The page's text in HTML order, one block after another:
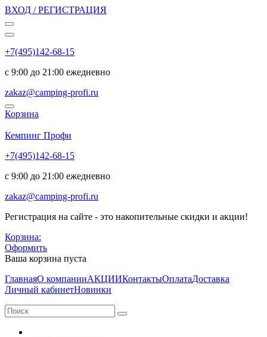
ВХОД / РЕГИСТРАЦИЯ
+7(495)142-68-15
с 9:00 до 21:00 ежедневно
zakaz@camping-profi.ru
Корзина
Кемпинг Профи
+7(495)142-68-15
с 9:00 до 21:00 ежедневно
zakaz@camping-profi.ru
Регистрация на сайте - это накопительные скидки и акции!
Корзина:
Оформить
Ваша корзина пуста
ГлавнаяО компанииАКЦИИКонтактыОплатаДоставка
Личный кабинетНовинки